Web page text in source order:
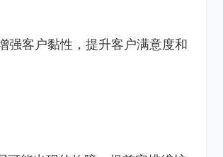
强客户黏性，提升客户满意度和